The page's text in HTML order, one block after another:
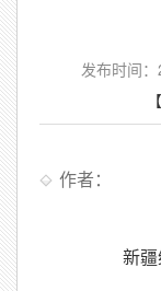
发布时间
作者：
新疆